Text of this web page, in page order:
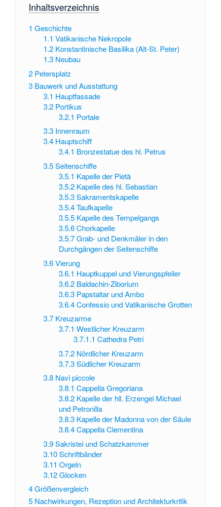
Inhaltsverzeichnis
1 Geschichte
1.1 Vatikanische Nekropole
1.2 Konstantinische Basilika (Alt-St. Peter)
1.3 Neubau
2 Petersplatz
3 Bauwerk und Ausstattung
3.1 Hauptfassade
3.2 Portikus
3.2.1 Portale
3.3 Innenraum
3.4 Hauptschiff
3.4.1 Bronzestatue des hl. Petrus
3.5 Seitenschiffe
3.5.1 Kapelle der Pietà
3.5.2 Kapelle des hl. Sebastian
3.5.3 Sakramentskapelle
3.5.4 Taufkapelle
3.5.5 Kapelle des Tempelgangs
3.5.6 Chorkapelle
3.5.7 Grab- und Denkmäler in den
Durchgängen der Seitenschiffe
3.6 Vierung
3.6.1 Hauptkuppel und Vierungspfeiler
3.6.2 Baldachin-Ziborium
3.6.3 Papstaltar und Ambo
3.6.4 Confessio und Vatikanische Grotten
3.7 Kreuzarme
3.7.1 Westlicher Kreuzarm
3.7.1.1 Cathedra Petri
3.7.2 Nördlicher Kreuzarm
3.7.3 Südlicher Kreuzarm
3.8 Navi piccole
3.8.1 Cappella Gregoriana
3.8.2 Kapelle der hll. Erzengel Michael
und Petronilla
3.8.3 Kapelle der Madonna von der Säule
3.8.4 Cappella Clementina
3.9 Sakristei und Schatzkammer
3.10 Schriftbänder
3.11 Orgeln
3.12 Glocken
4Größenvergleich
5 Nachwirkungen, Rezeption und Architekturkritik